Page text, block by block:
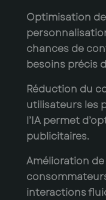
Optimisation
chances de
besoins précis
Réduction du
utilisateurs les
l’IA permet
publicitaires.
Amélioration
interactions